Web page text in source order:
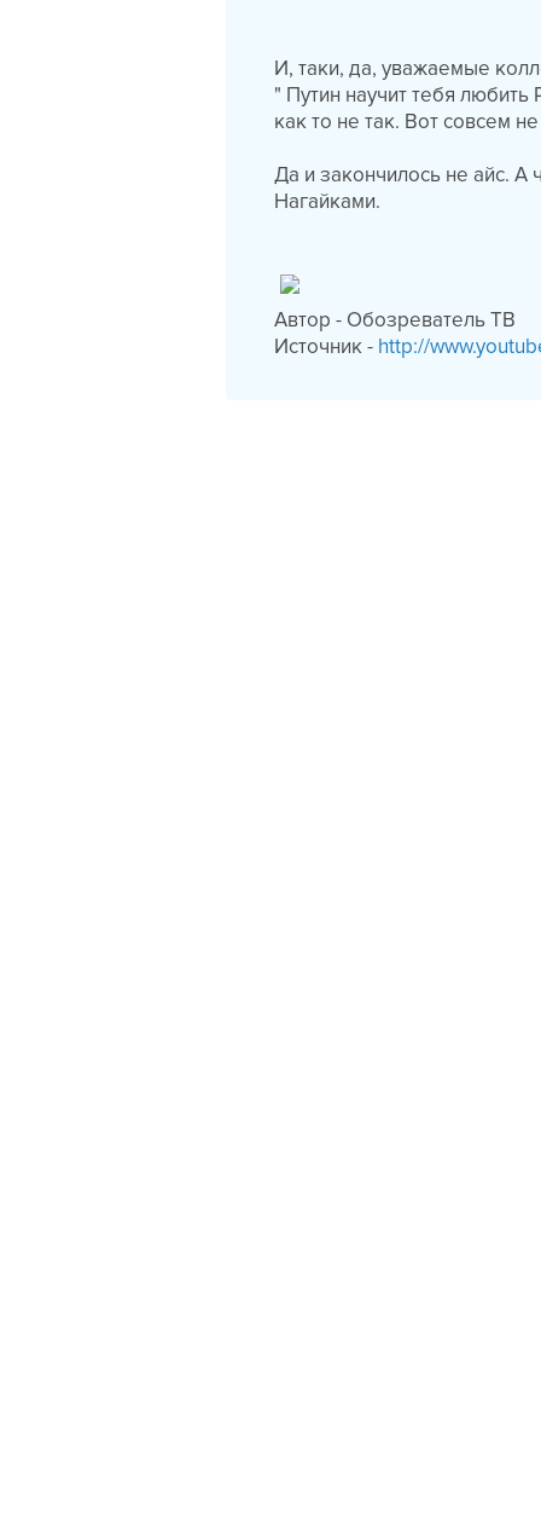
И, таки, да, уважаемые
" Путин научит тебя любить
как то не так. Вот совсем
Да и закончилось не айс. А
Нагайками.
Автор - Обозреватель ТВ
Источник - http://